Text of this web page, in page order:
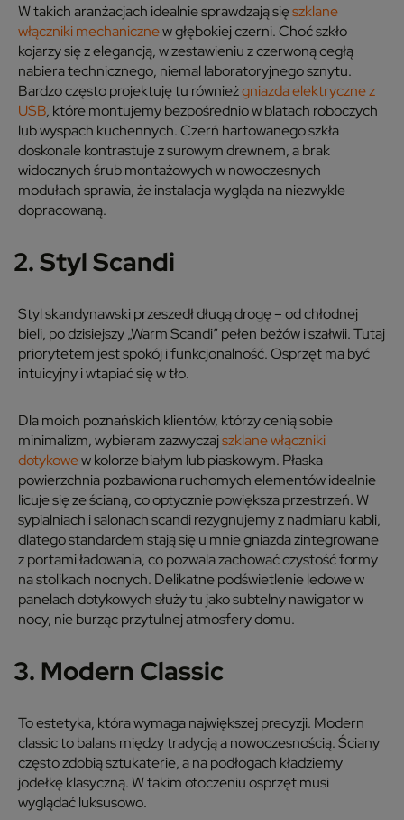
W takich aranżacjach idealnie sprawdzają sięszklane
włączniki mechanicznew głębokiej czerni. Choć szkło
kojarzy się z elegancją, w zestawieniu z czerwoną cegłą
nabiera technicznego, niemal laboratoryjnego sznytu.
Bardzo często projektuję tu równieżgniazda elektryczne z
USB, które montujemy bezpośrednio w blatach roboczych
lub wyspach kuchennych. Czerń hartowanego szkła
doskonale kontrastuje z surowym drewnem, a brak
widocznych śrub montażowych w nowoczesnych
modułach sprawia, że instalacja wygląda na niezwykle
dopracowaną.
2. Styl Scandi
Styl skandynawski przeszedł długą drogę – od chłodnej
bieli, po dzisiejszy „Warm Scandi” pełen beżów i szałwii. Tutaj
priorytetem jest spokój i funkcjonalność. Osprzęt ma być
intuicyjny i wtapiać się w tło.
Dla moich poznańskich klientów, którzy cenią sobie
minimalizm, wybieram zazwyczajszklane włączniki
dotykowew kolorze białym lub piaskowym. Płaska
powierzchnia pozbawiona ruchomych elementów idealnie
licuje się ze ścianą, co optycznie powiększa przestrzeń. W
sypialniach i salonach scandi rezygnujemy z nadmiaru kabli,
dlatego standardem stają się u mnie gniazda zintegrowane
z portami ładowania, co pozwala zachować czystość formy
na stolikach nocnych. Delikatne podświetlenie ledowe w
panelach dotykowych służy tu jako subtelny nawigator w
nocy, nie burząc przytulnej atmosfery domu.
3. Modern Classic
To estetyka, która wymaga największej precyzji. Modern
classic to balans między tradycją a nowoczesnością. Ściany
często zdobią sztukaterie, a na podłogach kładziemy
jodełkę klasyczną. W takim otoczeniu osprzęt musi
wyglądać luksusowo.